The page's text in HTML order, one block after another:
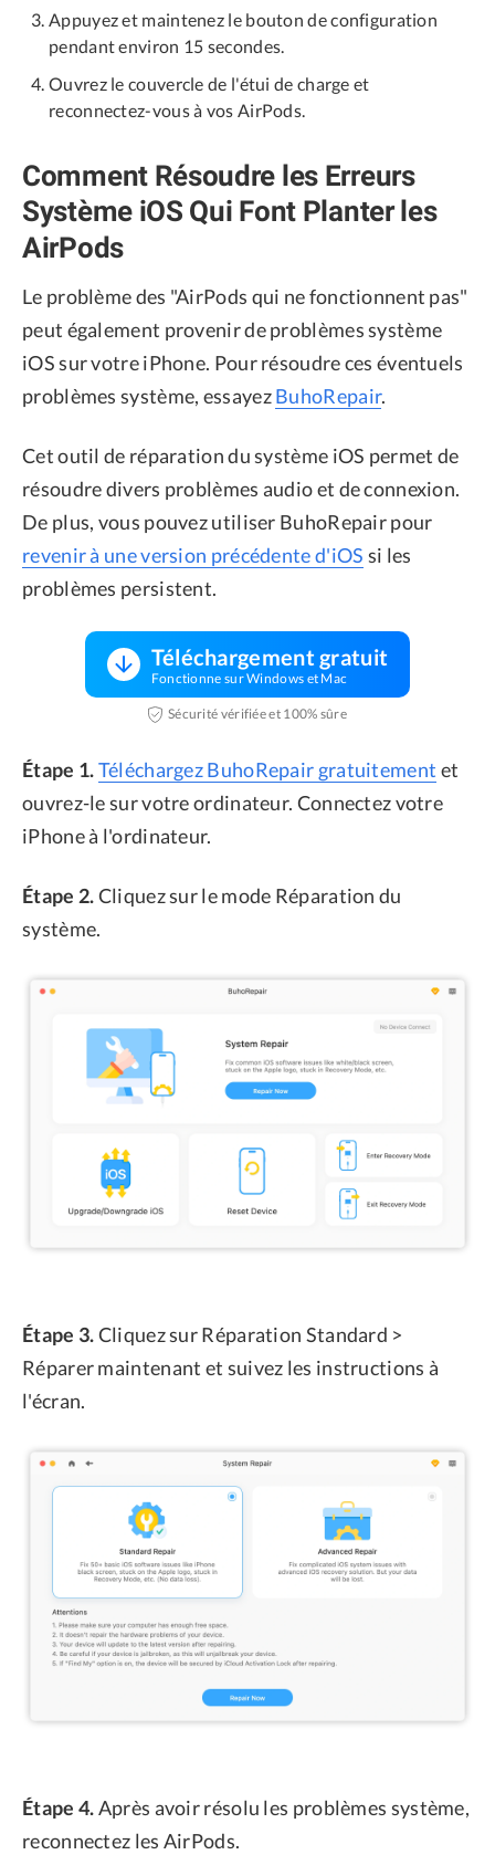
Appuyez et maintenez le bouton de configuration
pendant environ 15 secondes.
Ouvrez le couvercle de l'étui de charge et
reconnectez-vous à vos AirPods.
Comment Résoudre les Erreurs
Système iOS Qui Font Planter les
AirPods
Le problème des "AirPods qui ne fonctionnent pas"
peut également provenir de problèmes système
iOS sur votre iPhone. Pour résoudre ces éventuels
problèmes système, essayezBuhoRepair.
Cet outil de réparation du système iOS permet de
résoudre divers problèmes audio et de connexion.
De plus, vous pouvez utiliser BuhoRepair pour
revenir à une version précédente d'iOS si les
problèmes persistent.
Téléchargement gratuit
Fonctionne sur Windows et Mac
Sécurité vérifiée et 100% sûre
Étape 1.Téléchargez BuhoRepair gratuitement et
ouvrez-le sur votre ordinateur. Connectez votre
iPhone à l'ordinateur.
Étape 2.Cliquez sur le mode Réparation du
système.
Étape 3.Cliquez sur Réparation Standard >
Réparer maintenant et suivez les instructions à
l'écran.
Étape 4.Après avoir résolu les problèmes système,
reconnectez les AirPods.